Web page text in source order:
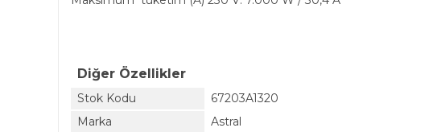
Diğer Özellikler
Stok Kodu
67203A1320
Marka
Astral